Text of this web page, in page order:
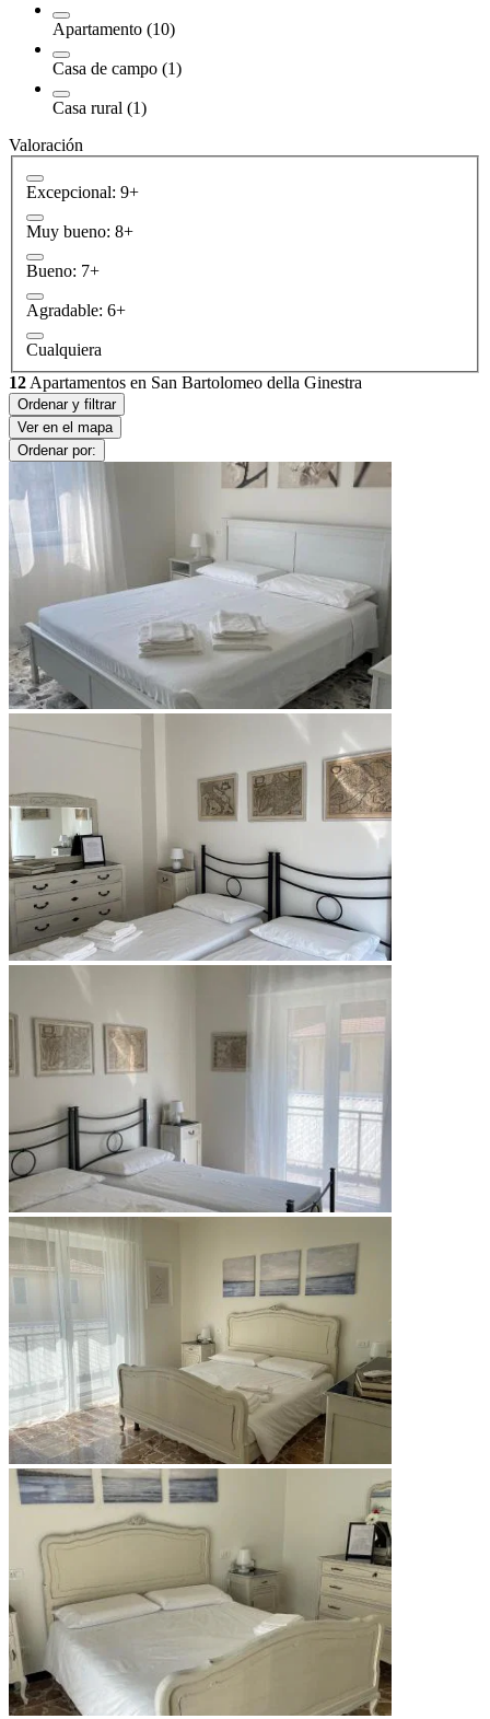
Apartamento (10)
Casa de campo (1)
Casa rural (1)
Valoración
Excepcional: 9+
Muy bueno: 8+
Bueno: 7+
Agradable: 6+
Cualquiera
12 Apartamentos en San Bartolomeo della Ginestra
Ordenar y filtrar
Ver en el mapa
Ordenar por: